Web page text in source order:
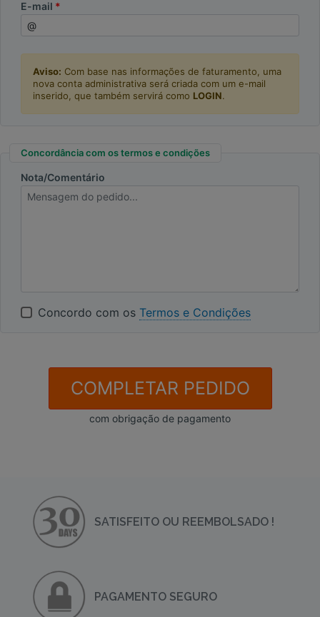
E-mail
Aviso: Com base nas informações de faturamento, uma
nova conta administrativa será criada com um e-mail
inserido, que também servirá como LOGIN.
Concordância com os termos e condições
Nota/Comentário
Concordo com os Termos e Condições
COMPLETAR PEDIDO
com obrigação de pagamento
SATISFEITO OU REEMBOLSADO !
PAGAMENTO SEGURO